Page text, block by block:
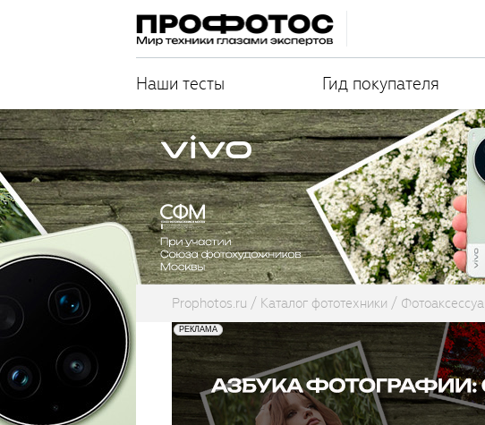
Наши тесты Гид покупателя
Prophotos.ru Каталог фототехники